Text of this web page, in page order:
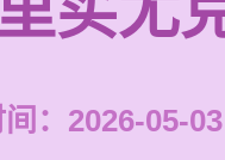
间：2026-05-